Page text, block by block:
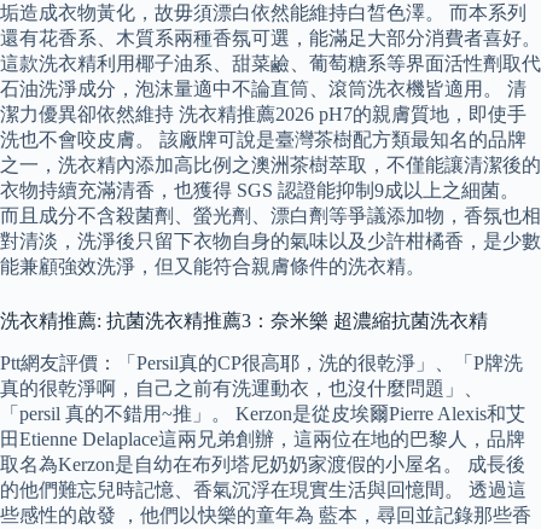
垢造成衣物黃化，故毋須漂白依然能維持白皙色澤。 而本系列
還有花香系、木質系兩種香氛可選，能滿足大部分消費者喜好。
這款洗衣精利用椰子油系、甜菜鹼、葡萄糖系等界面活性劑取代
石油洗淨成分，泡沫量適中不論直筒、滾筒洗衣機皆適用。 清
潔力優異卻依然維持 洗衣精推薦2026 pH7的親膚質地，即使手
洗也不會咬皮膚。 該廠牌可說是臺灣茶樹配方類最知名的品牌
之一，洗衣精內添加高比例之澳洲茶樹萃取，不僅能讓清潔後的
衣物持續充滿清香，也獲得 SGS 認證能抑制9成以上之細菌。
而且成分不含殺菌劑、螢光劑、漂白劑等爭議添加物，香氛也相
對清淡，洗淨後只留下衣物自身的氣味以及少許柑橘香，是少數
能兼顧強效洗淨，但又能符合親膚條件的洗衣精。
洗衣精推薦: 抗菌洗衣精推薦3：奈米樂 超濃縮抗菌洗衣精
Ptt網友評價：「Persil真的CP很高耶，洗的很乾淨」、「P牌洗
真的很乾淨啊，自己之前有洗運動衣，也沒什麼問題」、
「persil 真的不錯用~推」。 Kerzon是從皮埃爾Pierre Alexis和艾
田Etienne Delaplace這兩兄弟創辦，這兩位在地的巴黎人，品牌
取名為Kerzon是自幼在布列塔尼奶奶家渡假的小屋名。 成長後
的他們難忘兒時記憶、香氣沉浮在現實生活與回憶間。 透過這
些感性的啟發 ，他們以快樂的童年為 藍本，尋回並記錄那些香